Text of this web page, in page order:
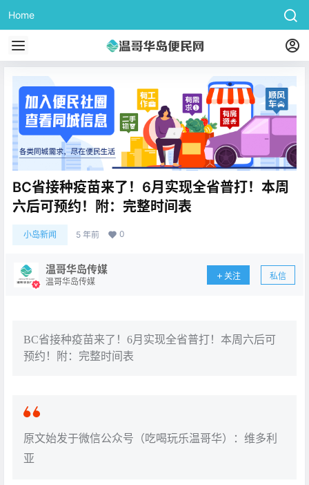
Home
BC省接种疫苗来了！6月实现全省普打！本周
六后可预约！附：完整时间表
小岛新闻 5 年前 0
温哥华岛传媒
温哥华岛传媒
关注 私信
BC省接种疫苗来了！6月实现全省普打！本周六后可
预约！附：完整时间表
原文始发于微信公众号（吃喝玩乐温哥华）：维多利
亚